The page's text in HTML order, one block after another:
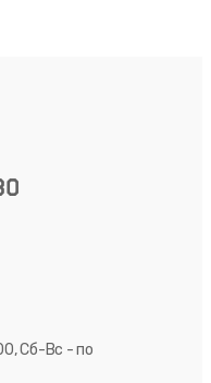
Сб-Вс - по